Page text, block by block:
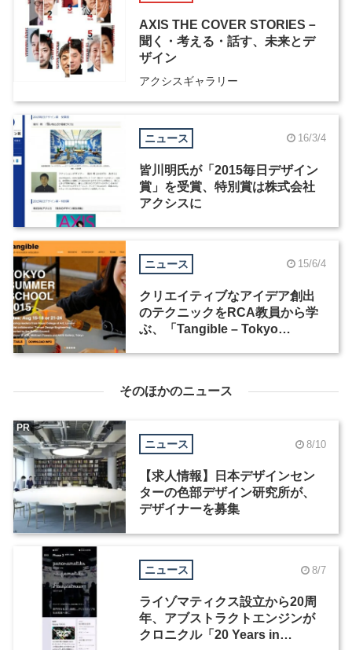
AXIS THE COVER STORIES－
聞く・考える・話す、未来とデ
ザイン
アクシスギャラリー
ニュース 16/3/4
皆川明氏が「2015毎日デザイン
賞」を受賞、特別賞は株式会社
アクシスに
ニュース 15/6/4
クリエイティブなアイデア創出
のテクニックをRCA教員から学
ぶ、「Tangible – Tokyo
そのほかのニュース
ニュース 8/10
【求人情報】日本デザインセン
ターの色部デザイン研究所が、
デザイナーを募集
PR
ニュース 8/7
ライゾマティクス設立から20周
年、アブストラクトエンジンが
クロニクル「20 Years in